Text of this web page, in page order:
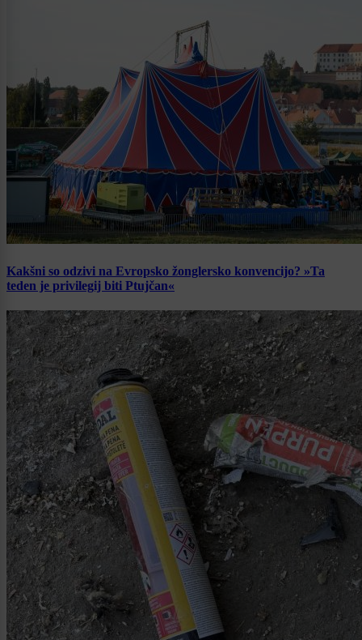
Kakšni so odzivi na Evropsko žonglersko konvencijo? »Ta
teden je privilegij biti Ptujčan«